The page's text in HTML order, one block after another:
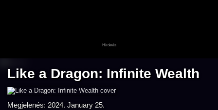
Like a Dragon: Infinite Wealth
Megjelenés: 2024. January 25.